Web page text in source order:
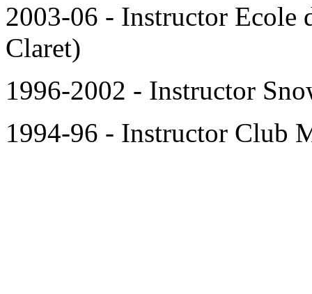
2003-06 - Instructor Ecole
Claret)
1996-2002 - Instructor
1994-96 - Instructor Club